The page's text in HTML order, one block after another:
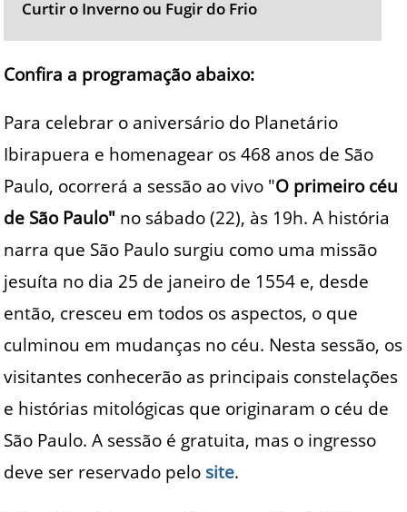
Curtir o Inverno ou Fugir do Frio
Confira a programação abaixo:
Para celebrar o aniversário do Planetário
Ibirapuera e homenagear os 468 anos de São
Paulo, ocorrerá a sessão ao vivo "O primeiro céu
de São Paulo" no sábado (22), às 19h. A história
narra que São Paulo surgiu como uma missão
jesuíta no dia 25 de janeiro de 1554 e, desde
então, cresceu em todos os aspectos, o que
culminou em mudanças no céu. Nesta sessão, os
visitantes conhecerão as principais constelações
e histórias mitológicas que originaram o céu de
São Paulo. A sessão é gratuita, mas o ingresso
deve ser reservado pelo site.